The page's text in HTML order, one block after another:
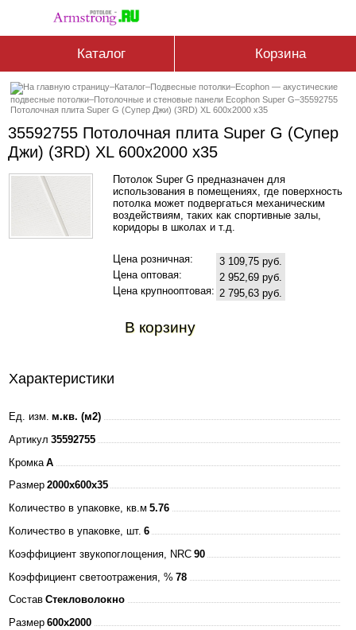
Каталог Корзина
–Каталог–Подвесные потолки–Ecophon — акустические
подвесные потолки–Потолочные и стеновые панели Ecophon Super G–35592755
Потолочная плита Super G (Супер Джи) (3RD) XL 600x2000 x35
35592755 Потолочная плита Super G (Супер
Джи) (3RD) XL 600x2000 x35
Потолок Super G предназначен для
использования в помещениях, где поверхность
потолка может подвергаться механическим
воздействиям, таких как спортивные залы,
коридоры в школах и т.д.
Цена розничная:
3 109,75 руб.
Цена оптовая:
2 952,69 руб.
Цена крупнооптовая: 2 795,63 руб.
В корзину
Характеристики
Ед. изм. м.кв. (м2)
Артикул 35592755
Кромка A
Размер 2000x600x35
Количество в упаковке, кв.м 5.76
Количество в упаковке, шт. 6
Коэффициент звукопоглощения, NRC 90
Коэффициент светоотражения, % 78
Состав Стекловолокно
Размер 600x2000